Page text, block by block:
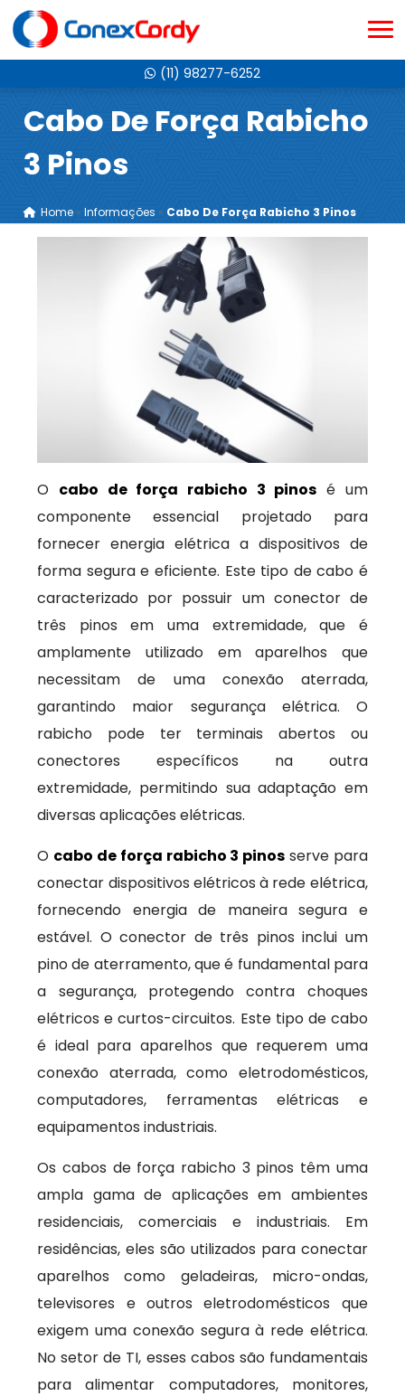
(11) 98277-6252
Cabo De Força Rabicho
3 Pinos
Home »Informações » Cabo De Força Rabicho 3 Pinos
O cabo de força rabicho 3 pinos é um
componente essencial projetado para
fornecer energia elétrica a dispositivos de
forma segura e eficiente. Este tipo de cabo é
caracterizado por possuir um conector de
três pinos em uma extremidade, que é
amplamente utilizado em aparelhos que
necessitam de uma conexão aterrada,
garantindo maior segurança elétrica. O
rabicho pode ter terminais abertos ou
conectores específicos na outra
extremidade, permitindo sua adaptação em
diversas aplicações elétricas.
O cabo de força rabicho 3 pinos serve para
conectar dispositivos elétricos à rede elétrica,
fornecendo energia de maneira segura e
estável. O conector de três pinos inclui um
pino de aterramento, que é fundamental para
a segurança, protegendo contra choques
elétricos e curtos-circuitos. Este tipo de cabo
é ideal para aparelhos que requerem uma
conexão aterrada, como eletrodomésticos,
computadores, ferramentas elétricas e
equipamentos industriais.
Os cabos de força rabicho 3 pinos têm uma
ampla gama de aplicações em ambientes
residenciais, comerciais e industriais. Em
residências, eles são utilizados para conectar
aparelhos como geladeiras, micro-ondas,
televisores e outros eletrodomésticos que
exigem uma conexão segura à rede elétrica.
No setor de TI, esses cabos são fundamentais
para alimentar computadores, monitores,